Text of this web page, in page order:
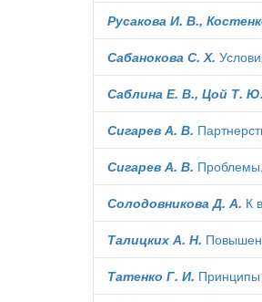
Русакова И. В.,
Сабанокова С. Х.
Саблина Е. В., Цой Т. Ю.
Сигарев А. В.
Сигарев А. В.
Солодовникова Д. А. К
Талицких А. Н.
Татенко Г. И. Принципы